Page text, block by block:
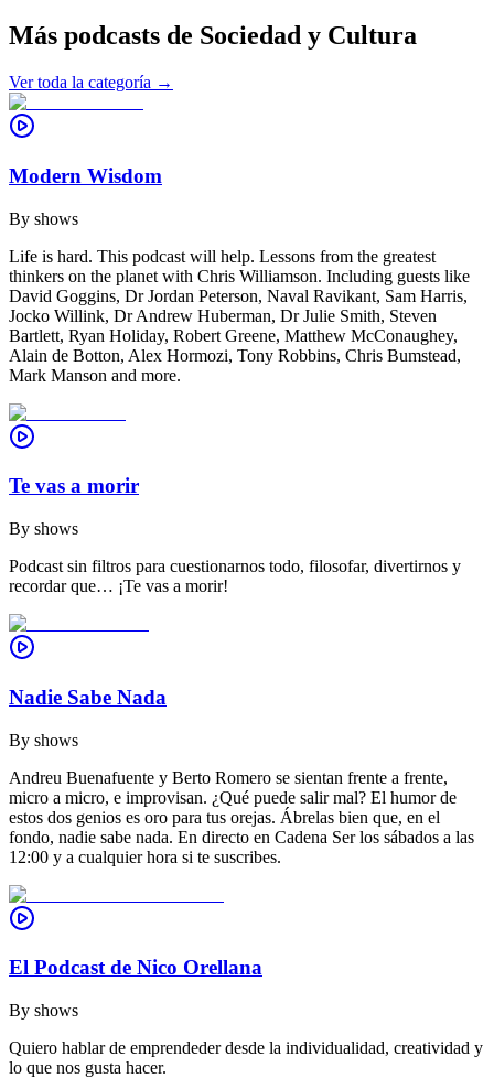
Más podcasts de Sociedad y Cultura
Ver toda la categoría →
Modern Wisdom
By shows
Life is hard. This podcast will help. Lessons from the greatest
thinkers on the planet with Chris Williamson. Including guests like
David Goggins, Dr Jordan Peterson, Naval Ravikant, Sam Harris,
Jocko Willink, Dr Andrew Huberman, Dr Julie Smith, Steven
Bartlett, Ryan Holiday, Robert Greene, Matthew McConaughey,
Alain de Botton, Alex Hormozi, Tony Robbins, Chris Bumstead,
Mark Manson and more.
Te vas a morir
By shows
Podcast sin filtros para cuestionarnos todo, filosofar, divertirnos y
recordar que… ¡Te vas a morir!
Nadie Sabe Nada
By shows
Andreu Buenafuente y Berto Romero se sientan frente a frente,
micro a micro, e improvisan. ¿Qué puede salir mal? El humor de
estos dos genios es oro para tus orejas. Ábrelas bien que, en el
fondo, nadie sabe nada. En directo en Cadena Ser los sábados a las
12:00 y a cualquier hora si te suscribes.
El Podcast de Nico Orellana
By shows
Quiero hablar de emprendeder desde la individualidad, creatividad y
lo que nos gusta hacer.